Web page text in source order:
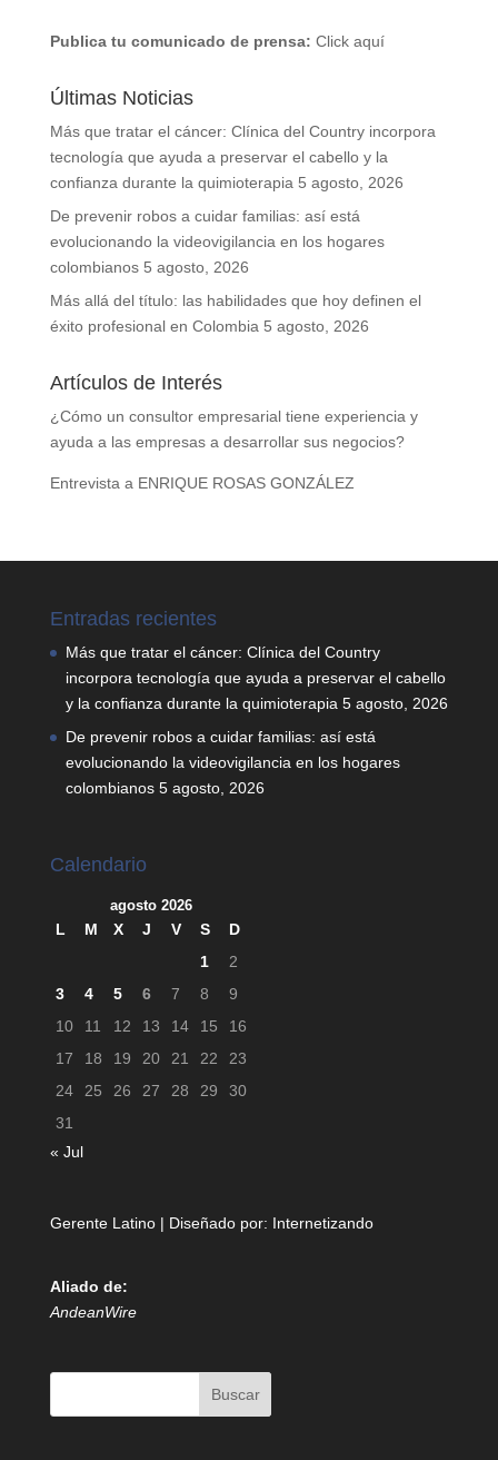
Publica tu comunicado de prensa: Click aquí
Últimas Noticias
Más que tratar el cáncer: Clínica del Country incorpora
tecnología que ayuda a preservar el cabello y la
confianza durante la quimioterapia 5 agosto, 2026
De prevenir robos a cuidar familias: así está
evolucionando la videovigilancia en los hogares
colombianos 5 agosto, 2026
Más allá del título: las habilidades que hoy definen el
éxito profesional en Colombia 5 agosto, 2026
Artículos de Interés
¿Cómo un consultor empresarial tiene experiencia y
ayuda a las empresas a desarrollar sus negocios?
Entrevista a ENRIQUE ROSAS GONZÁLEZ
Entradas recientes
Más que tratar el cáncer: Clínica del Country
incorpora tecnología que ayuda a preservar el cabello
y la confianza durante la quimioterapia 5 agosto, 2026
De prevenir robos a cuidar familias: así está
evolucionando la videovigilancia en los hogares
colombianos 5 agosto, 2026
Calendario
agosto 2026
L M X J V S
D
1
2
3
4 5 6 7 8
9
10
11 12 13 14 15
16
17
18 19 20 21 22
23
24
25 26 27 28 29
30
31
« Jul
Gerente Latino | Diseñado por: Internetizando
Aliado de:
AndeanWire